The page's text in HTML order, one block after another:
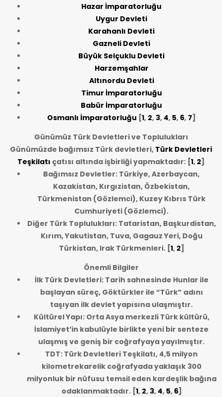
Hazar İmparatorluğu
Uygur Devleti
Karahanlı Devleti
Gazneli Devleti
Büyük Selçuklu Devleti
Harzemşahlar
Altınordu Devleti
Timur İmparatorluğu
Babür İmparatorluğu
Osmanlı İmparatorluğu [1, 2, 3, 4, 5, 6, 7]
Günümüz Türk Devletleri ve Toplulukları
Günümüzde bağımsız Türk devletleri, Türk Devletleri
Teşkilatı çatısı altında işbirliği yapmaktadır: [1, 2]
Bağımsız Devletler: Türkiye, Azerbaycan,
Kazakistan, Kırgızistan, Özbekistan,
Türkmenistan (Gözlemci), Kuzey Kıbrıs Türk
Cumhuriyeti (Gözlemci).
Diğer Türk Toplulukları: Tataristan, Başkurdistan,
Kırım, Yakutistan, Tuva, Gagauz Yeri, Doğu
Türkistan, Irak Türkmenleri.[1, 2]
Önemli Bilgiler
İlk Türk Devletleri: Tarih sahnesinde Hunlar ile
başlayan süreç, Göktürkler ile “Türk” adını
taşıyan ilk devlet yapısına ulaşmıştır.
Kültürel Yapı: Orta Asya merkezli Türk kültürü,
İslamiyet’in kabulüyle birlikte yeni bir senteze
ulaşmış ve geniş bir coğrafyaya yayılmıştır.
TDT: Türk Devletleri Teşkilatı, 4,5 milyon
kilometrekarelik coğrafyada yaklaşık 300
milyonluk bir nüfusu temsil eden kardeşlik bağına
odaklanmaktadır.[1, 2, 3, 4, 5, 6]